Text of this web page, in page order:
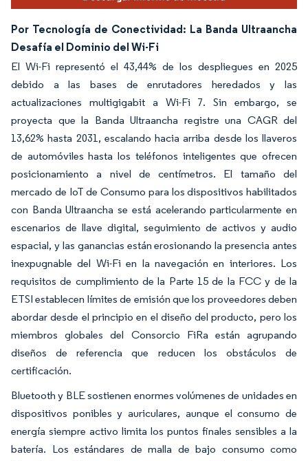
Por Tecnología de Conectividad: La Banda Ultraancha
Desafía el Dominio del Wi-Fi
El Wi-Fi representó el 43,44% de los despliegues en 2025
debido a las bases de enrutadores heredados y las
actualizaciones multigigabit a Wi-Fi 7. Sin embargo, se
proyecta que la Banda Ultraancha registre una CAGR del
13,62% hasta 2031, escalando hacia arriba desde los llaveros
de automóviles hasta los teléfonos inteligentes que ofrecen
posicionamiento a nivel de centímetros. El tamaño del
mercado de IoT de Consumo para los dispositivos habilitados
con Banda Ultraancha se está acelerando particularmente en
escenarios de llave digital, seguimiento de activos y audio
espacial, y las ganancias están erosionando la presencia antes
inexpugnable del Wi-Fi en la navegación en interiores. Los
requisitos de cumplimiento de la Parte 15 de la FCC y de la
ETSI establecen límites de emisión que los proveedores deben
abordar desde el principio en el diseño del producto, pero los
miembros globales del Consorcio FiRa están agrupando
diseños de referencia que reducen los obstáculos de
certificación.
Bluetooth y BLE sostienen enormes volúmenes de unidades en
dispositivos ponibles y auriculares, aunque el consumo de
energía siempre activo limita los puntos finales sensibles a la
batería. Los estándares de malla de bajo consumo como